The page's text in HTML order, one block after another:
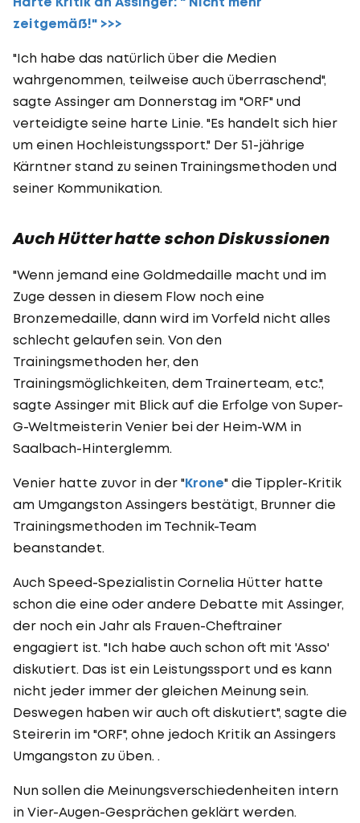
zeitgemäß!" >>>
"Ich habe das natürlich über die Medien
wahrgenommen, teilweise auch überraschend",
sagte Assinger am Donnerstag im "ORF" und
verteidigte seine harte Linie. "Es handelt sich hier
um einen Hochleistungssport." Der 51-jährige
Kärntner stand zu seinen Trainingsmethoden und
seiner Kommunikation.
Auch Hütter hatte schon Diskussionen
"Wenn jemand eine Goldmedaille macht und im
Zuge dessen in diesem Flow noch eine
Bronzemedaille, dann wird im Vorfeld nicht alles
schlecht gelaufen sein. Von den
Trainingsmethoden her, den
Trainingsmöglichkeiten, dem Trainerteam, etc.",
sagte Assinger mit Blick auf die Erfolge von Super-
G-Weltmeisterin Venier bei der Heim-WM in
Saalbach-Hinterglemm.
Venier hatte zuvor in der "Krone" die Tippler-Kritik
am Umgangston Assingers bestätigt, Brunner die
Trainingsmethoden im Technik-Team
beanstandet.
Auch Speed-Spezialistin Cornelia Hütter hatte
schon die eine oder andere Debatte mit Assinger,
der noch ein Jahr als Frauen-Cheftrainer
engagiert ist. "Ich habe auch schon oft mit 'Asso'
diskutiert. Das ist ein Leistungssport und es kann
nicht jeder immer der gleichen Meinung sein.
Deswegen haben wir auch oft diskutiert", sagte die
Steirerin im "ORF", ohne jedoch Kritik an Assingers
Umgangston zu üben. .
Nun sollen die Meinungsverschiedenheiten intern
in Vier-Augen-Gesprächen geklärt werden.